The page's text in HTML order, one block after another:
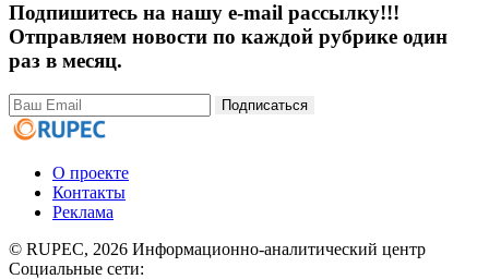
Подпишитесь на нашу e-mail рассылку!!!
Отправляем новости по каждой рубрике один
раз в месяц.
Подписаться
О проекте
Контакты
Реклама
© RUPEC, 2026 Информационно-аналитический центр
Социальные сети: